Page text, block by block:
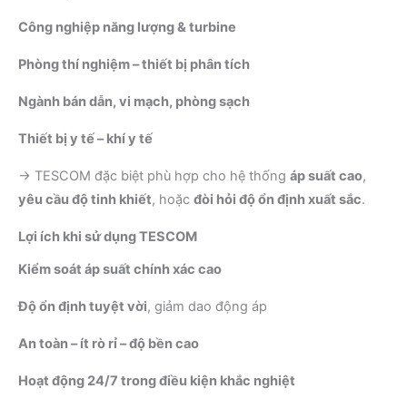
Công nghiệp năng lượng & turbine
Phòng thí nghiệm – thiết bị phân tích
Ngành bán dẫn, vi mạch, phòng sạch
Thiết bị y tế – khí y tế
→ TESCOM đặc biệt phù hợp cho hệ thống áp suất cao,
yêu cầu độ tinh khiết, hoặc đòi hỏi độ ổn định xuất sắc.
Lợi ích khi sử dụng TESCOM
Kiểm soát áp suất chính xác cao
Độ ổn định tuyệt vời, giảm dao động áp
An toàn – ít rò rỉ – độ bền cao
Hoạt động 24/7 trong điều kiện khắc nghiệt